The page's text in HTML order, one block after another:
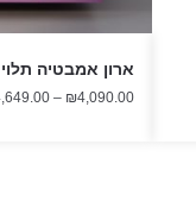
ארון אמבטיה תלוי 100 ס"מ לידור
₪4,090.00
–